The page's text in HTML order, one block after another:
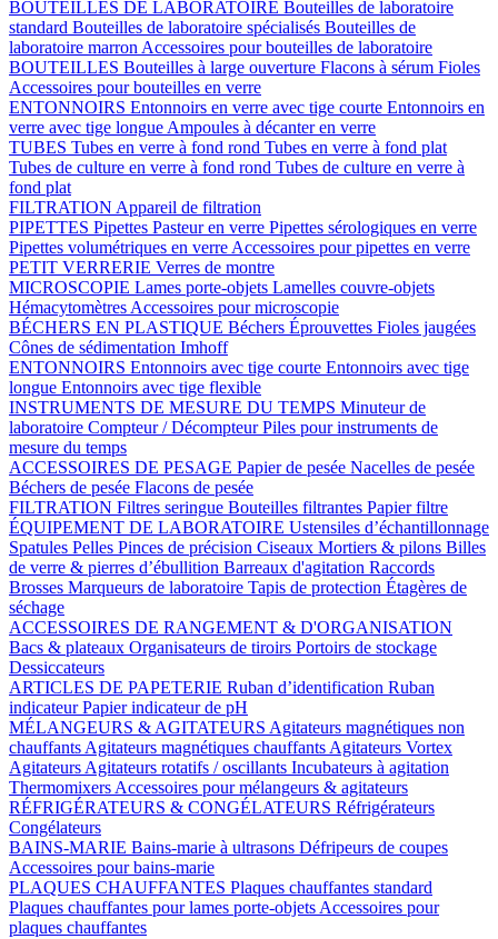
BOUTEILLES DE LABORATOIRE Bouteilles de laboratoire
standard Bouteilles de laboratoire spécialisés Bouteilles de
laboratoire marron Accessoires pour bouteilles de laboratoire
BOUTEILLES Bouteilles à large ouverture Flacons à sérum Fioles
Accessoires pour bouteilles en verre
ENTONNOIRS Entonnoirs en verre avec tige courte Entonnoirs en
verre avec tige longue Ampoules à décanter en verre
TUBES Tubes en verre à fond rond Tubes en verre à fond plat
Tubes de culture en verre à fond rond Tubes de culture en verre à
fond plat
FILTRATION Appareil de filtration
PIPETTES Pipettes Pasteur en verre Pipettes sérologiques en verre
Pipettes volumétriques en verre Accessoires pour pipettes en verre
PETIT VERRERIE Verres de montre
MICROSCOPIE Lames porte-objets Lamelles couvre-objets
Hémacytomètres Accessoires pour microscopie
BÉCHERS EN PLASTIQUE Béchers Éprouvettes Fioles jaugées
Cônes de sédimentation Imhoff
ENTONNOIRS Entonnoirs avec tige courte Entonnoirs avec tige
longue Entonnoirs avec tige flexible
INSTRUMENTS DE MESURE DU TEMPS Minuteur de
laboratoire Compteur / DécompteurPiles pour instruments de
mesure du temps
ACCESSOIRES DE PESAGE Papier de pesée Nacelles de pesée
Béchers de pesée Flacons de pesée
FILTRATION Filtres seringue Bouteilles filtrantes Papier filtre
ÉQUIPEMENT DE LABORATOIRE Ustensiles d’échantillonnage
Spatules Pelles Pinces de précision Ciseaux Mortiers & pilons Billes
de verre & pierres d’ébullition Barreaux d'agitation Raccords
Brosses Marqueurs de laboratoire Tapis de protection Étagères de
séchage
ACCESSOIRES DE RANGEMENT & D'ORGANISATION
Bacs & plateaux Organisateurs de tiroirs Portoirs de stockage
Dessiccateurs
ARTICLES DE PAPETERIE Ruban d’identification Ruban
indicateurPapier indicateur de pH
MÉLANGEURS & AGITATEURS Agitateurs magnétiques non
chauffants Agitateurs magnétiques chauffants Agitateurs Vortex
Agitateurs Agitateurs rotatifs / oscillants Incubateurs à agitation
Thermomixers Accessoires pour mélangeurs & agitateurs
RÉFRIGÉRATEURS & CONGÉLATEURS Réfrigérateurs
Congélateurs
BAINS-MARIE Bains-marie à ultrasons Défripeurs de coupes
Accessoires pour bains-marie
PLAQUES CHAUFFANTES Plaques chauffantes standard
Plaques chauffantes pour lames porte-objets Accessoires pour
plaques chauffantes